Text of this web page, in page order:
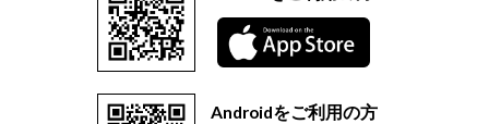
Androidをご利用の方